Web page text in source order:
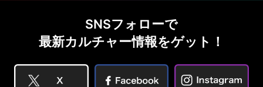
SNSフォローで
最新カルチャー情報をゲット！